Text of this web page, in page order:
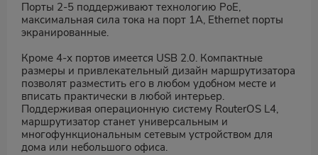
Порты 2-5 поддерживают технологию PoE,
максимальная сила тока на порт 1A, Ethernet порты
экранированные.
Кроме 4-х портов имеется USB 2.0. Компактные
размеры и привлекательный дизайн маршрутизатора
позволят разместить его в любом удобном месте и
вписать практически в любой интерьер.
Поддерживая операционную систему RouterOS L4,
маршрутизатор станет универсальным и
многофункциональным сетевым устройством для
дома или небольшого офиса.